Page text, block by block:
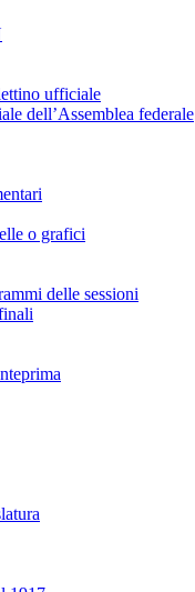
ufficiale
dell’Assemblea federale
o grafici
delle sessioni